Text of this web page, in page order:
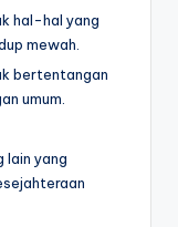
hal-hal yang
mewah.
bertentangan
umum.
lain yang